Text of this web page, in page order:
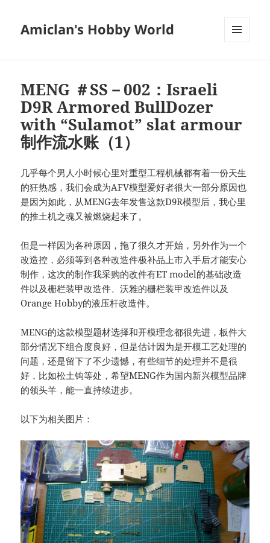
Amiclan's Hobby World
MENG ＃SS－002：Israeli
D9R Armored BullDozer
with “Sulamot” slat armour
制作流水账（1）
几乎每个男人小时候心里对重型工程机械都有着一份天生
的狂热感，我们会成为AFV模型爱好者很大一部分原因也
是因为如此，从MENG去年发售这款D9R模型后，我心里
的推土机之魂又被燃烧起来了。
但是一样因为各种原因，拖了很久才开始，另外作为一个
改造控，必须等到各种改造件极补品上市入手后才能安心
制作，这次的制作我采购的改件有ET model的基础改造
件以及栅栏装甲改造件、沃雅的栅栏装甲改造件以及
Orange Hobby的液压杆改造件。
MENG的这款模型题材选择和开模理念都很先进，板件大
部分情况下组合度良好，但是估计因为是开模工艺处理的
问题，还是留下了不少遗憾，有些细节的处理并不是很
好，比如松土钩等处，希望MENG作为国内新兴模型品牌
的领头羊，能一直持续进步。
以下为相关图片：